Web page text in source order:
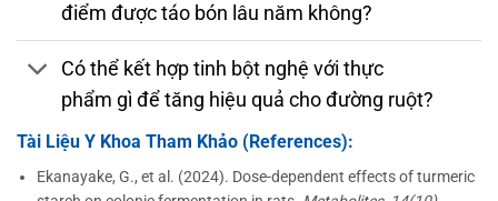
điểm được táo bón lâu năm không?
Có thể kết hợp tinh bột nghệ với thực
phẩm gì để tăng hiệu quả cho đường ruột?
Tài Liệu Y Khoa Tham Khảo (References):
Ekanayake, G., et al. (2024). Dose-dependent effects of turmeric